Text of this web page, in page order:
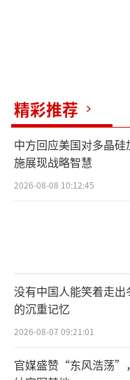
精彩推荐
中方回应美国对多晶
施展现战略智慧
2026-08-08 10:12:45
没有中国人能笑着走
的沉重记忆
2026-08-07 09:21:01
官媒盛赞“东风浩荡”